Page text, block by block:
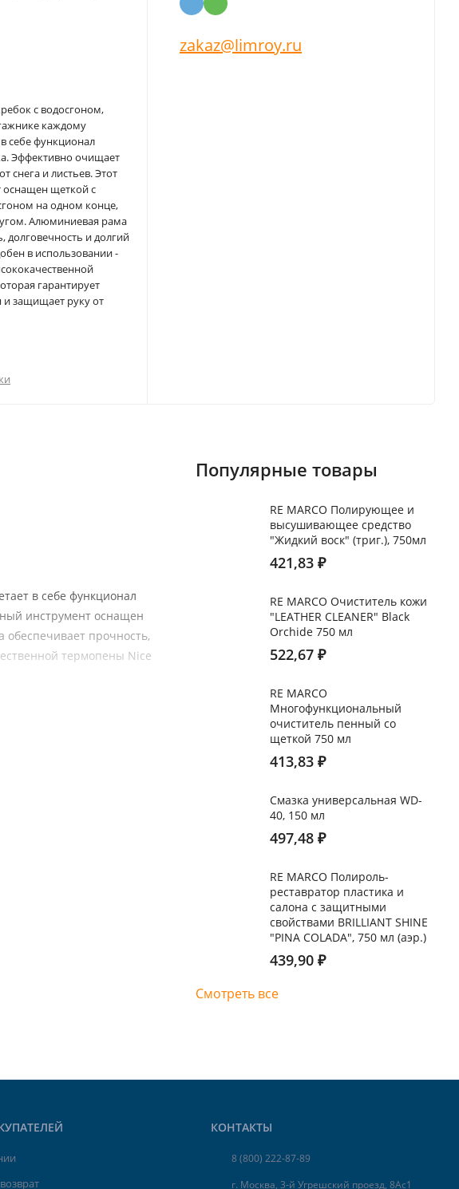
с водосгоном,
каждому
себе функционал
Эффективно очищает
снега и листьев. Этот
оснащен щеткой с
на одном конце,
Алюминиевая рама
долговечность и долгий
в использовании -
гарантирует
и защищает руку от
zakaz@limroy.ru
в себе функционал
инструмент оснащен
прочность,
термопены Nice
Популярные товары
RE MARCO Полирующее и
высушивающее средство
"Жидкий воск" (триг.), 750мл
421,83 ₽
RE MARCO Очиститель кожи
"LEATHER CLEANER" Black
Orchide 750 мл
522,67 ₽
RE MARCO
Многофункциональный
очиститель пенный со
щеткой 750 мл
413,83 ₽
Смазка универсальная WD-
40, 150 мл
497,48 ₽
RE MARCO Полироль-
реставратор пластика и
салона с защитными
свойствами BRILLIANT SHINE
"PINA COLADA", 750 мл (аэр.)
439,90 ₽
Смотреть все
КОНТАКТЫ
8 (800) 222-87-89
г. Москва, 3-й Угрешский проезд, 8Ас1